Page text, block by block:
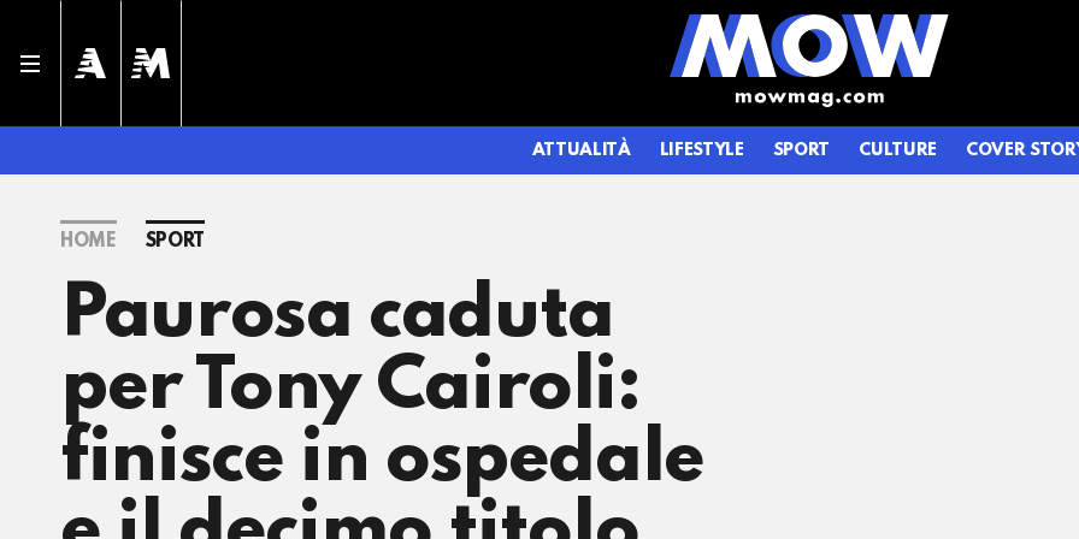
ATTUALITÀ LIFESTYLE SPORT CULTURE COVER
HOME SPORT
Paurosa caduta
per Tony Cairoli:
finisce in ospedale